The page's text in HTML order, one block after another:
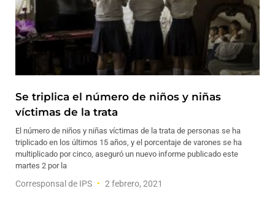
Se triplica el número de niños y niñas
víctimas de la trata
El número de niños y niñas víctimas de la trata de personas se ha
triplicado en los últimos 15 años, y el porcentaje de varones se ha
multiplicado por cinco, aseguró un nuevo informe publicado este
martes 2 por la
Corresponsal de IPS 2 febrero, 2021